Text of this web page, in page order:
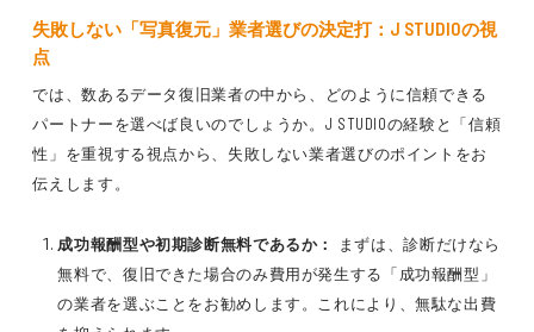
失敗しない「写真復元」業者選びの決定打：J STUDIOの視
点
では、数あるデータ復旧業者の中から、どのように信頼できる
パートナーを選べば良いのでしょうか。J STUDIOの経験と「信頼
性」を重視する視点から、失敗しない業者選びのポイントをお
伝えします。
成功報酬型や初期診断無料であるか：
まずは、診断だけなら
無料で、復旧できた場合のみ費用が発生する「成功報酬型」
の業者を選ぶことをお勧めします。これにより、無駄な出費